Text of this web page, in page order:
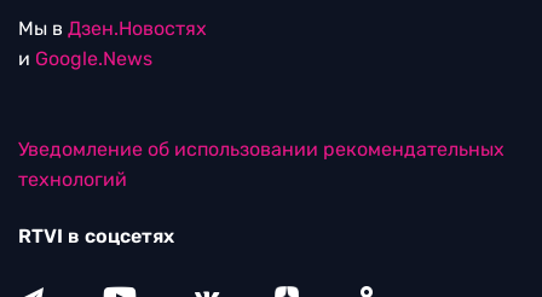
Мы в Дзен.Новостях
и Google.News
Уведомление об использовании рекомендательных
технологий
RTVI в соцсетях